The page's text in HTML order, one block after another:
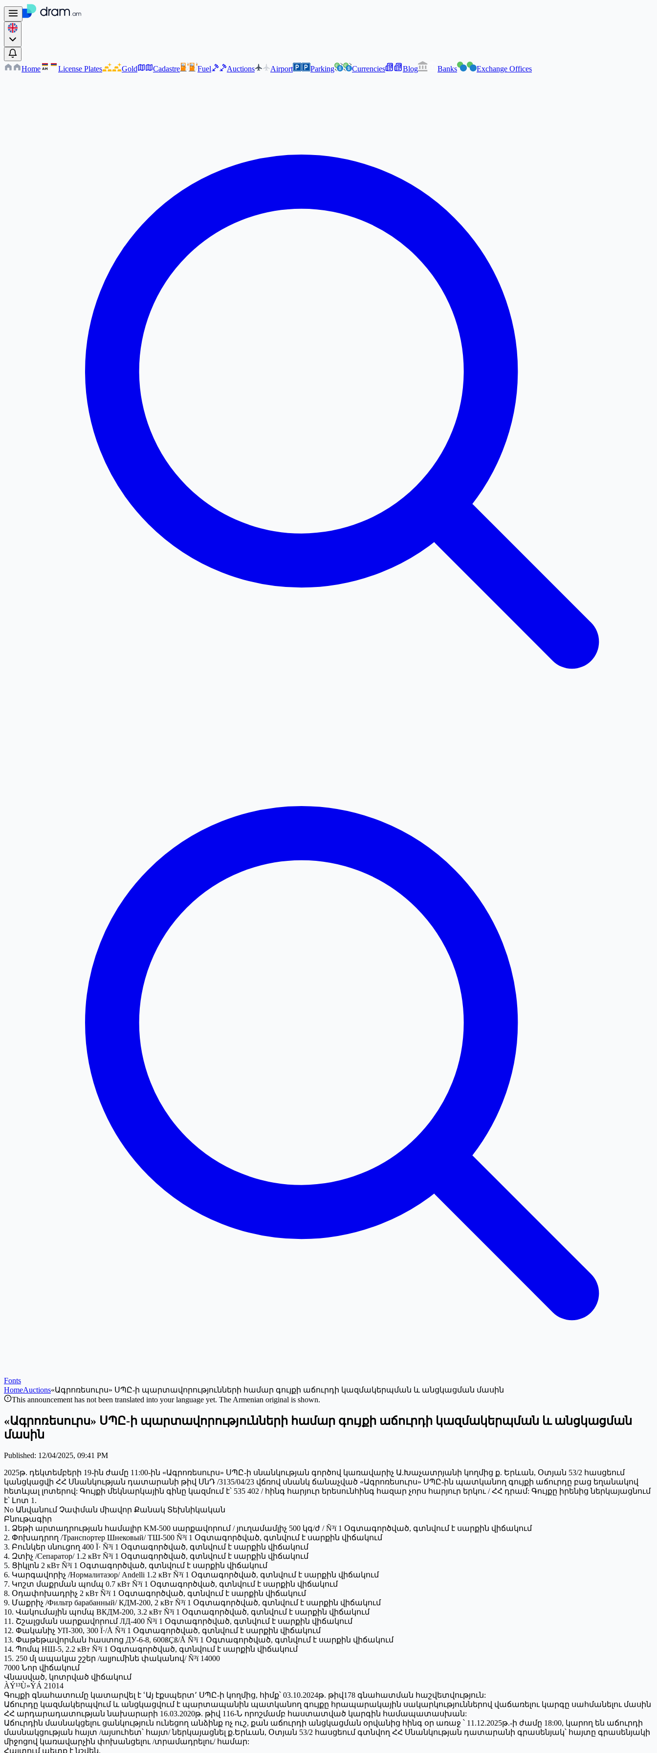
Home AM License Plates Gold Cadastre Fuel Auctions Airport Parking Currencies Blog Banks Exchange Offices
Fonts
HomeAuctions«Ագրոռեսուրս» ՍՊԸ-ի պարտավորությունների համար գույքի աճուրդի կազմակերպման և անցկացման մասին
This announcement has not been translated into your language yet. The Armenian original is shown.
«Ագրոռեսուրս» ՍՊԸ-ի պարտավորությունների համար գույքի աճուրդի կազմակերպման և անցկացման
մասին
Published: 12/04/2025, 09:41 PM
2025թ. դեկտեմբերի 19-ին ժամը 11:00-ին «Ագրոռեսուրս» ՍՊԸ-ի սնանկության գործով կառավարիչ Ա.Խաչատրյանի կողմից ք. Երևան, Օտյան 53/2 հասցեում
կանցկացվի ՀՀ Սնանկության դատարանի թիվ ՍնԴ /3135/04/23 վճռով սնանկ ճանաչված «Ագրոռեսուրս» ՍՊԸ-ին պատկանող գույքի աճուրդը բաց եղանակով
հետևյալ լոտերով: Գույքի մեկնարկային գինը կազմում է՝ 535 402 / հինգ հարյուր երեսունհինգ հազար չորս հարյուր երկու / ՀՀ դրամ: Գույքը իրենից ներկայացնում
է՝ Լոտ 1.
No Անվանում Չափման միավոր Քանակ Տեխնիկական
Բնութագիր
1. Ձեթի արտադրության համալիր KM-500 սարքավորում / յուղամամլիչ 500 կգ/ժ / Ñ³ï 1 Օգտագործված, գտնվում է սարքին վիճակում
2. Փոխադրող /Транспортер Шнековый/ ТШ-500 Ñ³ï 1 Օգտագործված, գտնվում է սարքին վիճակում
3. Բունկեր սնուցող 400 Ï· Ñ³ï 1 Օգտագործված, գտնվում է սարքին վիճակում
4. Զտիչ /Сепаратор/ 1.2 кВт Ñ³ï 1 Օգտագործված, գտնվում է սարքին վիճակում
5. Ցիկլոն 2 кВт Ñ³ï 1 Օգտագործված, գտնվում է սարքին վիճակում
6. Կարգավորիչ /Нормалитазор/ Andelli 1.2 кВт Ñ³ï 1 Օգտագործված, գտնվում է սարքին վիճակում
7. Կոշտ մաքրման պոմպ 0.7 кВт Ñ³ï 1 Օգտագործված, գտնվում է սարքին վիճակում
8. Օդափոխադրիչ 2 кВт Ñ³ï 1 Օգտագործված, գտնվում է սարքին վիճակում
9. Մաքրիչ /Фильтр барабанный/ КДМ-200, 2 кВт Ñ³ï 1 Օգտագործված, գտնվում է սարքին վիճակում
10. Վակումային պոմպ ВКДМ-200, 3.2 кВт Ñ³ï 1 Օգտագործված, գտնվում է սարքին վիճակում
11. Շշալցման սարքավորում ЛД-400 Ñ³ï 1 Օգտագործված, գտնվում է սարքին վիճակում
12. Փականիչ УП-300, 300 Ï·/Å Ñ³ï 1 Օգտագործված, գտնվում է սարքին վիճակում
13. Փաթեթավորման հաստոց ДУ-6-8, 600ßÇß/Å Ñ³ï 1 Օգտագործված, գտնվում է սարքին վիճակում
14. Պոմպ НШ-5, 2.2 кВт Ñ³ï 1 Օգտագործված, գտնվում է սարքին վիճակում
15. 250 մլ ապակյա շշեր /ալյումինե փականով/ Ñ³ï 14000
7000 Նոր վիճակում
Վնասված, կոտրված վիճակում
ÀÝ¹³Ù»ÝÁ 21014
Գույքի գնահատումը կատարվել է ՙԱյ էքսպերտ՚ ՍՊԸ-ի կողմից, հիմք՝ 03.10.2024թ. թիվ178 գնահատման հաշվետվություն:
Աճուրդը կազմակերպվում և անցկացվում է պարտապանին պատկանող գույքը հրապարակային սակարկություններով վաճառելու կարգը սահմանելու մասին
ՀՀ արդարադատության նախարարի 16.03.2020թ. թիվ 116-Ն որոշմամբ հաստատված կարգին համապատասխան:
Աճուրդին մասնակցելու ցանկություն ունեցող անձինք ոչ ուշ, քան աճուրդի անցկացման օրվանից հինգ օր առաջ ՝ 11.12.2025թ.-ի ժամը 18:00, կարող են աճուրդի
մասնակցության հայտ /այսուհետ՝ հայտ/ ներկայացնել ք.Երևան, Օտյան 53/2 հասցեում գտնվող ՀՀ Սնանկության դատարանի գրասենյակ՝ հայտը գրասենյակի
միջոցով կառավարչին փոխանցելու /տրամադրելու/ համար:
Հայտում պետք է նշվեն.